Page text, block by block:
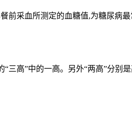
前采血所测定的血糖值,为糖尿病
高”中的一高。另外“两高”分别